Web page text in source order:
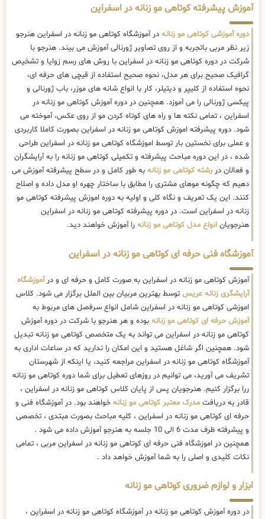
آموزش پیشرفته کوتاهی مو زنانه در اسفراین
دوره آموزشی کوتاهی مو زنانه در آموزشگاه کوتاهی مو زنانه در اسفراین هنرجو
زیر نظر مربی باتجربه و از روی تصاویر ژورنالی آموزش می بیند. هنرجو با
شرکت در دوره کوتاهی مو زنانه در اسفراین با روش های رسم زوایا و تشخیص
گرافیک صحیح برای هر مدل، نحوه صحیح استفاده از قیچی های حرفه ای،
نحوه استفاده از کلیپر و دیتیلر، کار با انواع شانه های موزر، باب ژورنالی و
پیکسی ژورنالی را می آموزد. همچنین در دوره آموزش کوتاهی مو زنانه در
اسفراین ، تمامی نکته ها و راه های کوتاه کردن مو از روی عکس، آموخته می
شود. دوره پیشرفته اموزش کوتاهی مو زنانه در اسفراین بصورت کاملا کاربردی
و عملی برای نخستین بار توسط اموزشگاه کوتاهی مو زنانه در اسفراین طراحی
شده ، در این دوره مباحث پیشرفته و تکمیلی کوتاهی مو زنانه را به آرایشگران
و فعالان در رشته کوتاهی مو زنانه به طور کامل و در سطح پیشرفته آموزش می
دهیم که چگونه موهای مشتری را مطابق با ساختار چهره او مدل داده و اصلاح
کنند. این یک تعریف و نگاه کلی و اولیه به دوره اموزش پیشرفته کوتاهی مو
زنانه در اسفراین است. در دوره پیشرفته کوتاهی مو زنانه در اسفراین
هنرجویان انواع مدل کوتاهی مو زنانه را آموزش خواهند دید.
آموزشگاه فنی حرفه ای کوتاهی مو زنانه در اسفراین
آموزش کوتاهی مو زنانه در اسفراین به صورت کامل و حرفه ای و درآموزشگاه
آرایشگری زنانه عریس توسط بهترین مربیان بین الملل برگزار می شود. کلاس
اموزشی کوتاهی مو زنانه در اسفراین شامل انواع سرفصل های مربوط به
آموزش حرفه ای کوتاهی مو زنانه بوده و هر هنرجو با شرکت در دوره آموزش
کوتاهی مو زنانه در اسفراین می تواند به یک متخصص کوتاهی مو زنانه تبدیل
شود. همچنین اگر شاغل هستید و این امکان را ندارید که در ساعات اداری به
آموزشگاه کوتاهی مو زنانه در اسفراین مراجعه کنید، یا اینکه از شهرستان
تشریف می آورید، می توانیم در روزهای تعطیل برای شما دوره کوتاهی مو زنانه
ررا برگزار کنیم. هنرجویان پس از پایان کلاس کوتاهی مو زنانه در اسفراین ،
قادر به دریافت مدرک معتبر کوتاهی مو زنانه خواهند بود. در آموزشگاه فنی و
حرفه ای کوتاهی مو زنانه در اسفراین ، کلیه مباحث بصورت مبتدی ، تخصصی
و پیشرفته ظرف مدت 6 الی 10 جلسه به هنرجو آموزش داده می شود .
همچنین در اموزشگاه فنی حرفه ای کوتاهی مو زنانه در اسفراین مربی ، تمامی
نکات کلیدی و اصلی را به شما آموزش خواهد داد .
ابزار و لوازم ضروری کوتاهی مو زنانه
در دوره آموزش کوتاهی مو زنانه در آموزشگاه کوتاهی مو زنانه در اسفراین ،